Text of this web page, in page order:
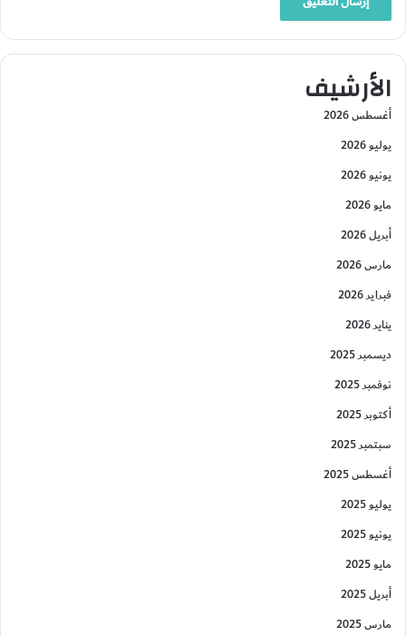
الأرشيف
أغسطس 2026
يوليو 2026
يونيو 2026
مايو 2026
أبريل 2026
مارس 2026
فبراير 2026
يناير 2026
ديسمبر 2025
نوفمبر 2025
أكتوبر 2025
سبتمبر 2025
أغسطس 2025
يوليو 2025
يونيو 2025
مايو 2025
أبريل 2025
مارس 2025